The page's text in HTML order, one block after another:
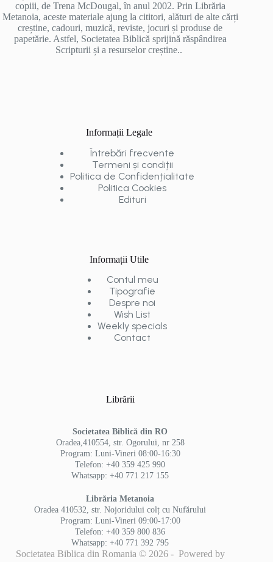
copiii, de Trena McDougal, în anul 2002. Prin Librăria
Metanoia, aceste materiale ajung la cititori, alături de alte cărți
creștine, cadouri, muzică, reviste, jocuri și produse de
papetărie. Astfel, Societatea Biblică sprijină răspândirea
Scripturii și a resurselor creștine..
Informații Legale
Întrebări frecvente
Termeni și condiții
Politica de Confidențialitate
Politica Cookies
Edituri
Informații Utile
Contul meu
Tipografie
Despre noi
Wish List
Weekly specials
Contact
Librării
Societatea Biblică din RO
Oradea,410554, str. Ogorului, nr 258
Program: Luni-Vineri 08:00-16:30
Telefon: +40 359 425 990
Whatsapp: +40 771 217 155
Librăria Metanoia
Oradea 410532, str. Nojoridului colț cu Nufărului
Program: Luni-Vineri 09:00-17:00
Telefon: +40 359 800 836
Whatsapp: +40 771 392 795
Societatea Biblica din Romania © 2026 - Powered by